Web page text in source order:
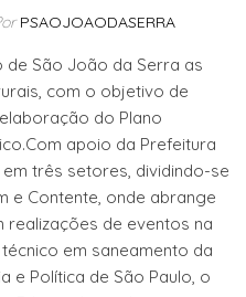
PSAOJOAODASERRA
de São João da Serra as
com o objetivo de
do Plano
apoio da Prefeitura
três setores, dividindo-se
e Contente, onde abrange
realizações de eventos na
em saneamento da
e Política de São Paulo, o